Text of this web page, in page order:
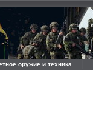
оружие и техника